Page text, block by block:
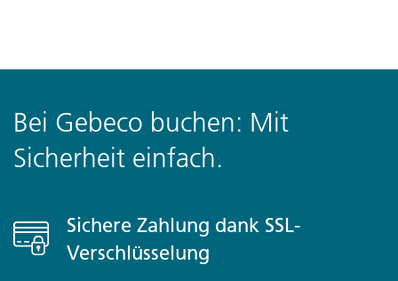
Bei Gebeco buchen: Mit
Sicherheit einfach.
Sichere Zahlung dank SSL-
Verschlüsselung